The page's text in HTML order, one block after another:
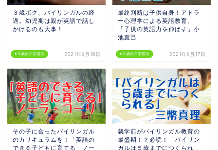
●３歳ボク学習法
３歳ボク、バイリンガルの経
過。幼児期は親が英語で話し
かけるのも大事！
2021年6月18日 ●３歳ボク学習法
最終判断は子供自身！アドラ
ー心理学による英語教育。
「子供の英語力を伸ばす」小
池直己
2021年6月17日
その子に合ったバイリンガル
のカリキュラムを！「英語の
できる子どもに育てる」ノー
就学前がバイリンガル教育の
最盛期！？必読！「バイリン
ガルは５歳までにつくられ